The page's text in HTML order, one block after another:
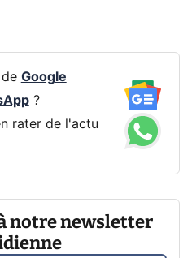
Google
?
rater de l'actu
notre newsletter